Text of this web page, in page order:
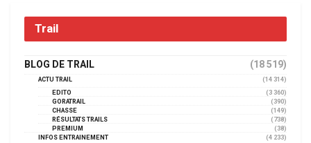
Trail
BLOG DE TRAIL (18 519)
ACTU TRAIL
(14 314)
EDITO
(3 360)
GORATRAIL
(390)
CHASSE
(149)
RÉSULTATS TRAILS
(738)
PREMIUM
(38)
INFOS ENTRAINEMENT
(4 233)